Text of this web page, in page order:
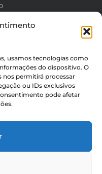
usamos tecnologias como
do dispositivo. O
nos permitirá processar
ou IDs exclusivos
pode afetar
sobre nosso cartório: